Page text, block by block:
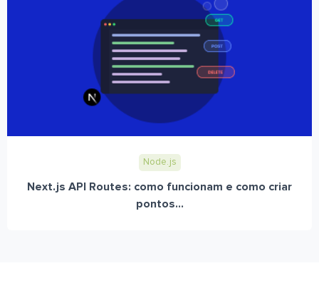
Node.js
Next.js API Routes: como funcionam e como criar
pontos...